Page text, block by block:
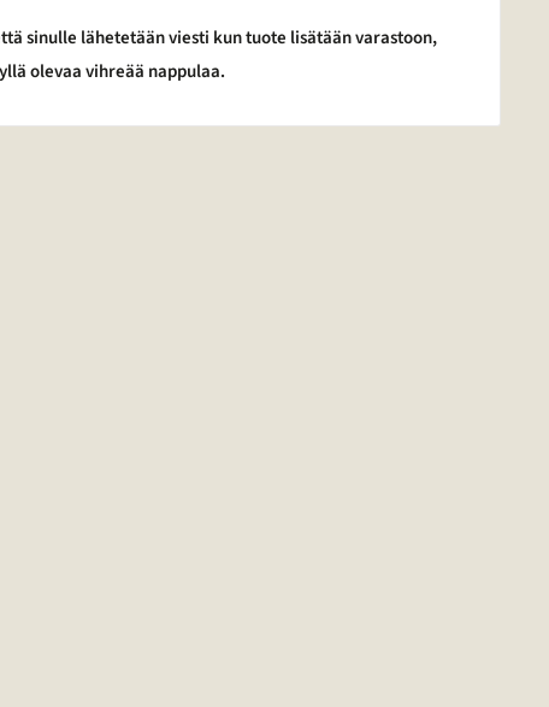
sinulle lähetetään viesti kun tuote lisätään varastoon,
olevaa vihreää nappulaa.